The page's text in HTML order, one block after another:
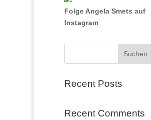
Folge Angela Smets auf
Instagram
Suchen
Recent Posts
Recent Comments